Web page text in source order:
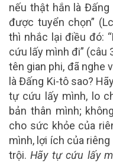
nếu thật hắn là Đấng
được tuyển chọn”
thì nhắc lại điều đó:
cứu lấy mình đi” (câu
tên gian phi, đã nghe
là Đấng Ki-tô sao?
tự cứu lấy mình, lo
bản thân mình;
cho sức khỏe của
mình, lợi ích của
trội.Hãy tự cứu lấy